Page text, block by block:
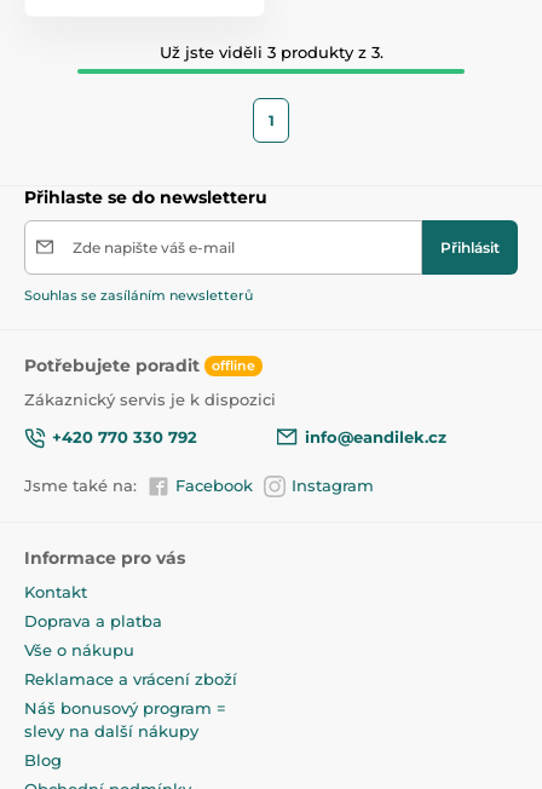
Už jste viděli 3 produkty z 3.
1
Přihlaste se do newsletteru
Zde napište váš e-mail Přihlásit
Souhlas se zasíláním newsletterů
Potřebujete poradit offline
Zákaznický servis je k dispozici
+420 770 330 792
info@eandilek.cz
Jsme také na: Facebook Instagram
Informace pro vás
Kontakt
Doprava a platba
Vše o nákupu
Reklamace a vrácení zboží
Náš bonusový program =
slevy na další nákupy
Blog